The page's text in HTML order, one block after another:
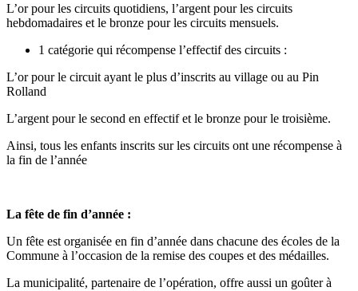
L’or pour les circuits quotidiens, l’argent pour les circuits
hebdomadaires et le bronze pour les circuits mensuels.
1 catégorie qui récompense l’effectif des circuits :
L’or pour le circuit ayant le plus d’inscrits au village ou au Pin
Rolland
L’argent pour le second en effectif et le bronze pour le troisième.
Ainsi, tous les enfants inscrits sur les circuits ont une récompense à
la fin de l’année
La fête de fin d’année :
Un fête est organisée en fin d’année dans chacune des écoles de la
Commune à l’occasion de la remise des coupes et des médailles.
La municipalité, partenaire de l’opération, offre aussi un goûter à